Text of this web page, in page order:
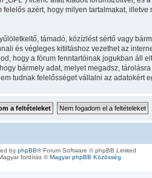
azért, hogy milyen tartalmakat,
támadó, közízlést sértő vagy
és végleges kitiltáshoz vezethet az
hogy a fórum fenntartóinak jogukban áll
bármely adat, melyet megadsz,
tudnak felelősséget vállalni az adatokért
by phpBB® Forum Software © phpBB Limited
fordítás ©Magyar phpBB Közösség